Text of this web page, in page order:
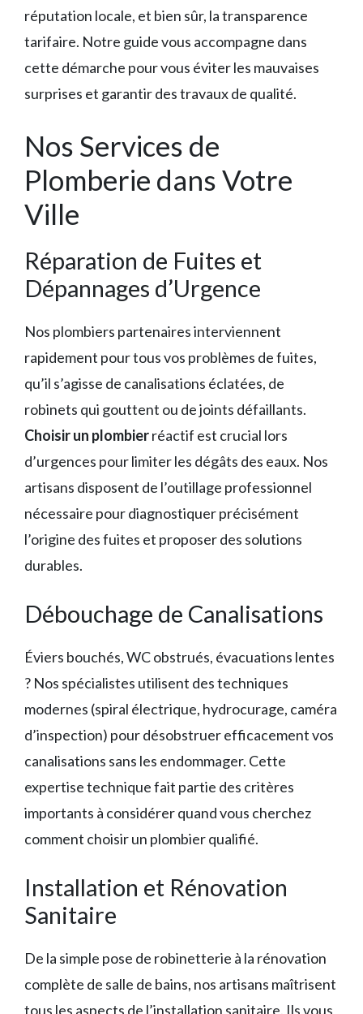
réputation locale, et bien sûr, la transparence
tarifaire. Notre guide vous accompagne dans
cette démarche pour vous éviter les mauvaises
surprises et garantir des travaux de qualité.
Nos Services de
Plomberie dans Votre
Ville
Réparation de Fuites et
Dépannages d’Urgence
Nos plombiers partenaires interviennent
rapidement pour tous vos problèmes de fuites,
qu’il s’agisse de canalisations éclatées, de
robinets qui gouttent ou de joints défaillants.
Choisir un plombierréactif est crucial lors
d’urgences pour limiter les dégâts des eaux. Nos
artisans disposent de l’outillage professionnel
nécessaire pour diagnostiquer précisément
l’origine des fuites et proposer des solutions
durables.
Débouchage de Canalisations
Éviers bouchés, WC obstrués, évacuations lentes
? Nos spécialistes utilisent des techniques
modernes (spiral électrique, hydrocurage, caméra
d’inspection) pour désobstruer efficacement vos
canalisations sans les endommager. Cette
expertise technique fait partie des critères
importants à considérer quand vous cherchez
comment choisir un plombier qualifié.
Installation et Rénovation
Sanitaire
De la simple pose de robinetterie à la rénovation
complète de salle de bains, nos artisans maîtrisent
tous les aspects de l’installation sanitaire. Ils vous